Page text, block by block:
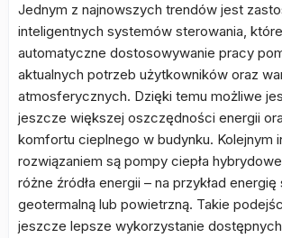
Jednym z najnowszych trendów jest
inteligentnych systemów sterowania,
automatyczne dostosowywanie pracy
aktualnych potrzeb użytkowników oraz
atmosferycznych. Dzięki temu możliwe
jeszcze większej oszczędności energii
komfortu cieplnego w budynku. Kolejnym
rozwiązaniem są pompy ciepła
różne źródła energii – na przykład energię
geotermalną lub powietrzną. Takie
jeszcze lepsze wykorzystanie